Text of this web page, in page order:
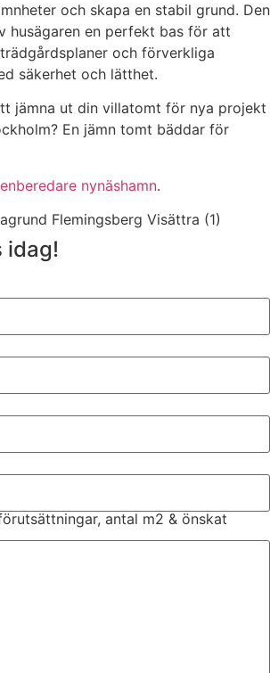
och skapa en stabil grund. Den
husägaren en perfekt bas för att
och förverkliga
säkerhet och lätthet.
jämna ut din villatomt för nya projekt
En jämn tomt bäddar för
nynäshamn.
idag!
antal m2 & önskat